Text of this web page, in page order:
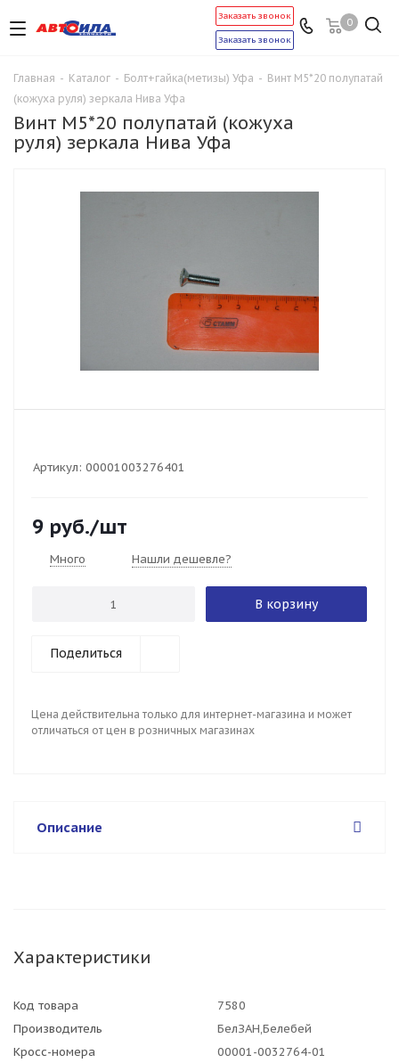
0
Заказать звонок
Заказать звонок
Главная - Каталог - Болт+гайка(метизы) Уфа - Винт М5*20 полупатай
(кожуха руля) зеркала Нива Уфа
Винт М5*20 полупатай (кожуха
руля) зеркала Нива Уфа
Артикул: 00001003276401
9 руб./шт
Много Нашли дешевле?
В корзину
Поделиться
Цена действительна только для интернет-магазина и может
отличаться от цен в розничных магазинах
Описание
Характеристики
Код товара
7580
Производитель
БелЗАН,Белебей
Кросс-номера
00001-0032764-01